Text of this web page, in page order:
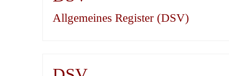
Allgemeines Register (DSV)